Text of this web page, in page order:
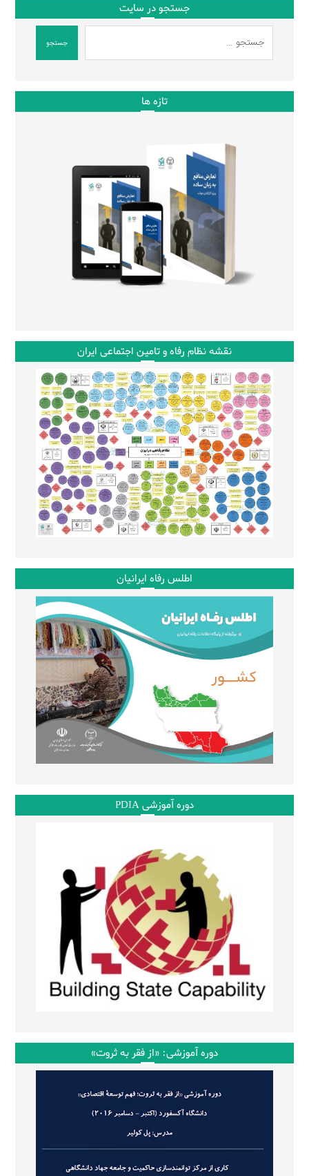
جستجو در سایت
جستجو
تازه ها
نقشه نظام رفاه و تامین اجتماعی ایران
اطلس رفاه ایرانیان
دوره آموزشی PDIA
دوره آموزشی: «از فقر به ثروت»